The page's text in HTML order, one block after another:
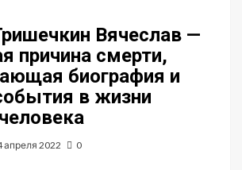
Вячеслав —
причина смерти,
биография и
в жизни
апреля 2022 0